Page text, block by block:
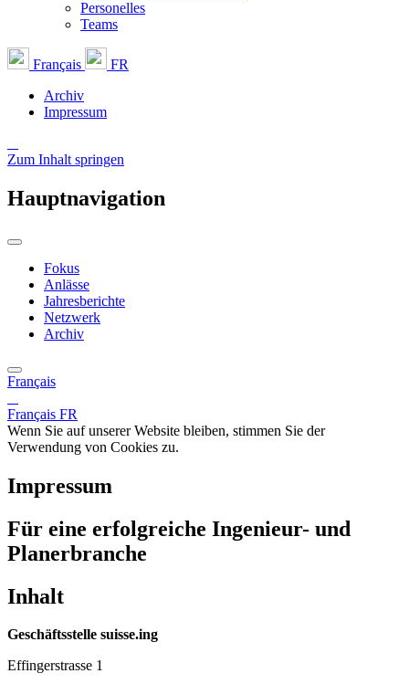
Personelles
Teams
Français
FR
Archiv
Impressum
Zum Inhalt springen
Hauptnavigation
Fokus
Anlässe
Jahresberichte
Netzwerk
Archiv
Français
Français FR
Wenn Sie auf unserer Website bleiben, stimmen Sie der
Verwendung von Cookies zu.
Impressum
Für eine erfolgreiche Ingenieur- und
Planerbranche
Inhalt
Geschäftsstelle suisse.ing
Effingerstrasse 1